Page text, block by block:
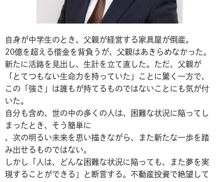
自身が中学生のとき、父親が経営する家具屋が倒産。
20億を超える借金を背負うが、父親はあきらめなかった。
新たに活路を見出し、生計を立て直した。ただ、父親が
「とてつもない生命力を持っていた」ことに驚く一方で、
この「強さ」は誰もが持てるものではないことにも気が付
いた。
自分も含め、世の中の多くの人は、困難な状況に陥ってし
まったとき、そう簡単に
、次の明るい未来を思い描きながら、また新たな一歩を踏
み出せるものではない。
しかし「人は、どんな困難な状況に陥っても、また夢を実
現することができる」と断言する。不動産投資で絶望して